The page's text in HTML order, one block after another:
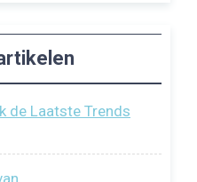
de Laatste Trends